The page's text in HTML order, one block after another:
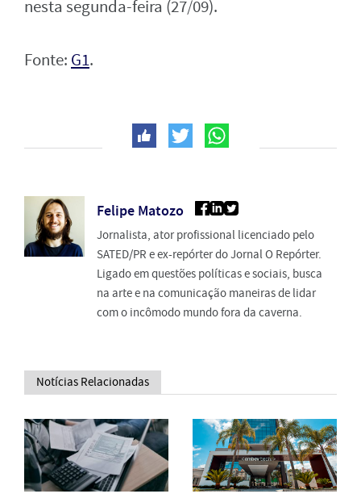
nesta segunda-feira (27/09).
Fonte: G1.
Felipe Matozo
Jornalista, ator profissional licenciado pelo
SATED/PR e ex-repórter do Jornal O Repórter.
Ligado em questões políticas e sociais, busca
na arte e na comunicação maneiras de lidar
com o incômodo mundo fora da caverna.
Notícias Relacionadas